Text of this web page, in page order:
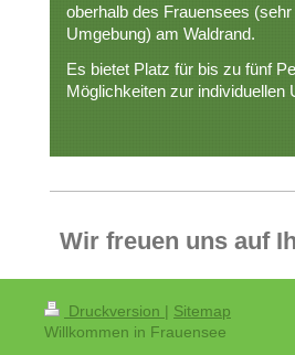
oberhalb des Frauensees (sehr
Umgebung) am Waldrand.
Es bietet Platz für bis zu fünf
Möglichkeiten zur individuellen
Wir freuen uns auf
Druckversion | Sitemap
Willkommen in Frauensee